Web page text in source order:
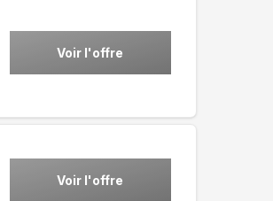
Voir l'offre
Voir l'offre